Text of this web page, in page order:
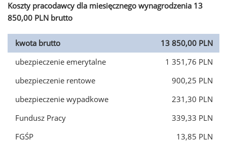
Koszty pracodawcy dla miesięcznego wynagrodzenia 13
850,00 PLN brutto
kwota brutto
13 850,00 PLN
ubezpieczenie emerytalne
1 351,76 PLN
ubezpieczenie rentowe
900,25 PLN
ubezpieczenie wypadkowe
231,30 PLN
Fundusz Pracy
339,33 PLN
FGŚP
13,85 PLN